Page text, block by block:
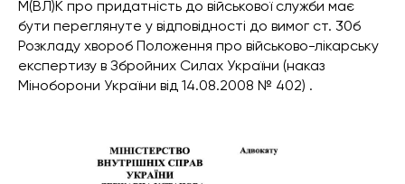
М(ВЛ)К про придатність до військової служби має
бути переглянуте у відповідності до вимог ст. 30б
Розкладу хвороб Положення про військово-лікарську
експертизу в Збройних Силах України (наказ
Міноборони України від 14.08.2008 № 402) .